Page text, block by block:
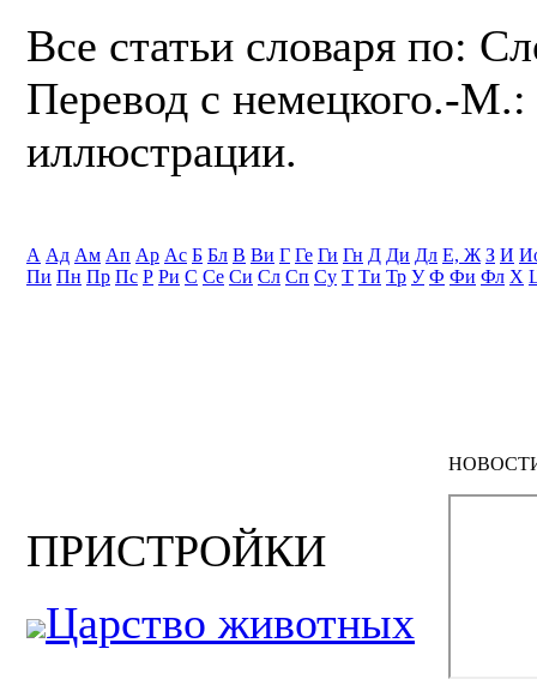
Все статьи словаря по:
Перевод с немецкого.-
иллюстрации.
А Ад Ам Ап Ар Ас Б Бл В Ви Г Ге Ги Гн Д Ди Дл Е, Ж З И
Пи Пн Пр Пс Р Ри С Се Си Сл Сп Су Т Ти Тр У Ф Фи Фл Х
ПРИСТРОЙКИ
Царство животных